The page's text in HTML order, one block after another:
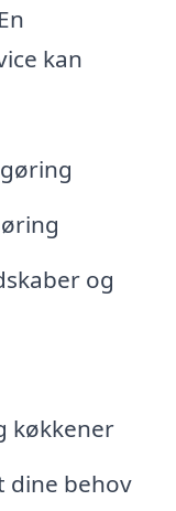
kan
og
køkkener
dine behov